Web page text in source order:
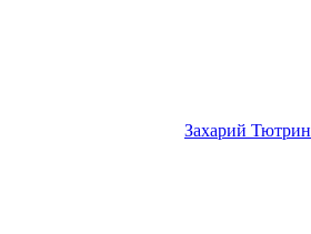
Захарий Тютрин